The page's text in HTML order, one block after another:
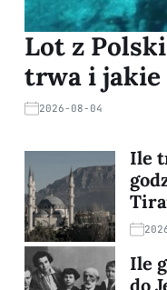
Lot z
trwa i jakie
2026-08-04
Ile
Ile
do